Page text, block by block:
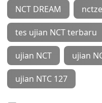
NCT DREAM
tes ujian NCT terbaru
ujian NCT ujian
ujian NTC 127